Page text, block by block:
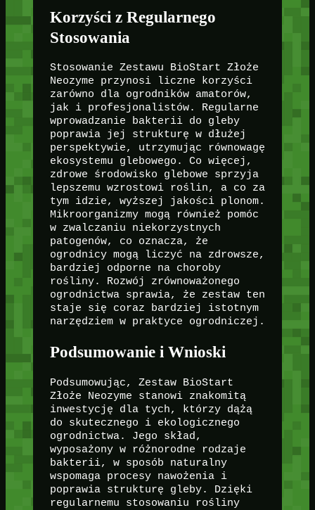
Korzyści z Regularnego
Stosowania
Stosowanie Zestawu BioStart Złoże
Neozyme przynosi liczne korzyści
zarówno dla ogrodników amatorów,
jak i profesjonalistów. Regularne
wprowadzanie bakterii do gleby
poprawia jej strukturę w dłużej
perspektywie, utrzymując równowagę
ekosystemu glebowego. Co więcej,
zdrowe środowisko glebowe sprzyja
lepszemu wzrostowi roślin, a co za
tym idzie, wyższej jakości plonom.
Mikroorganizmy mogą również pomóc
w zwalczaniu niekorzystnych
patogenów, co oznacza, że
ogrodnicy mogą liczyć na zdrowsze,
bardziej odporne na choroby
rośliny. Rozwój zrównoważonego
ogrodnictwa sprawia, że zestaw ten
staje się coraz bardziej istotnym
narzędziem w praktyce ogrodniczej.
Podsumowanie i Wnioski
Podsumowując, Zestaw BioStart
Złoże Neozyme stanowi znakomitą
inwestycję dla tych, którzy dążą
do skutecznego i ekologicznego
ogrodnictwa. Jego skład,
wyposażony w różnorodne rodzaje
bakterii, w sposób naturalny
wspomaga procesy nawożenia i
poprawia strukturę gleby. Dzięki
regularnemu stosowaniu rośliny